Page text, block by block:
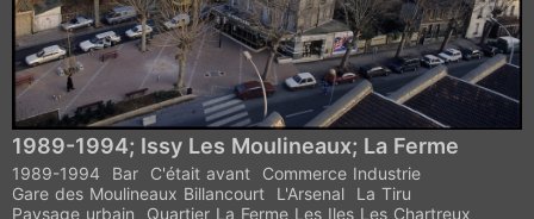
1989-1994; Issy Les Moulineaux; La Ferme
1989-1994 Bar C'était avant
Commerce Industrie
Gare des Moulineaux Billancourt
L'Arsenal
La Tiru
Paysage urbain
Quartier La Ferme Les Iles Les Chartreux